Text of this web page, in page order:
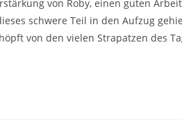
von Roby, einen guten
schwere Teil in den Aufzug
von den vielen Strapatzen des